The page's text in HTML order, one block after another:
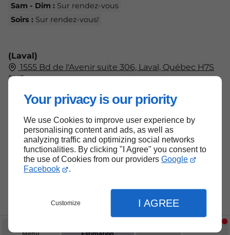
Your privacy is our priority
We use Cookies to improve user experience by
personalising content and ads, as well as
analyzing traffic and optimizing social networks
functionalities. By clicking "I Agree" you consent to
the use of Cookies from our providers Google
Facebook
.
Customize I AGREE
Menu Estimation
Sam - Dim : Sur rendez-vous
Soirs : Sur rendez-vous!
(Laval)
1555 Bd de l'Avenir suite 306, Laval, Québec H7S
2N5
Lun - Ven :
09h00 - 17h00
Sam - Dim :Fermé
Haut de page